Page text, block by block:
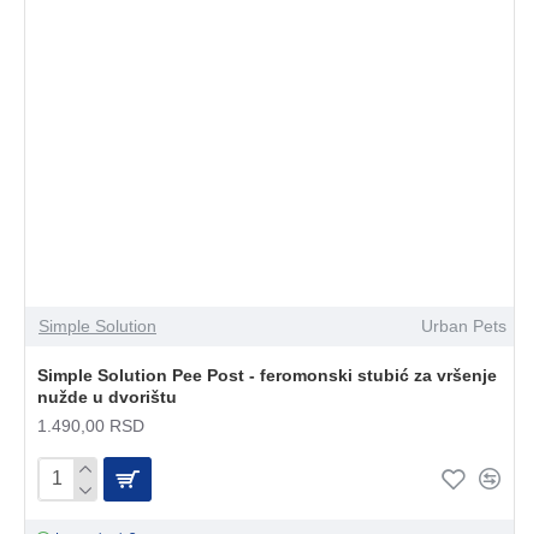
Simple Solution Urban Pets
Simple Solution Pee Post - feromonski stubić za vršenje
nužde u dvorištu
1.490,00 RSD